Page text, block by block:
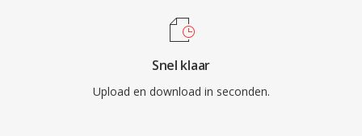
Snel klaar
Upload en download in seconden.